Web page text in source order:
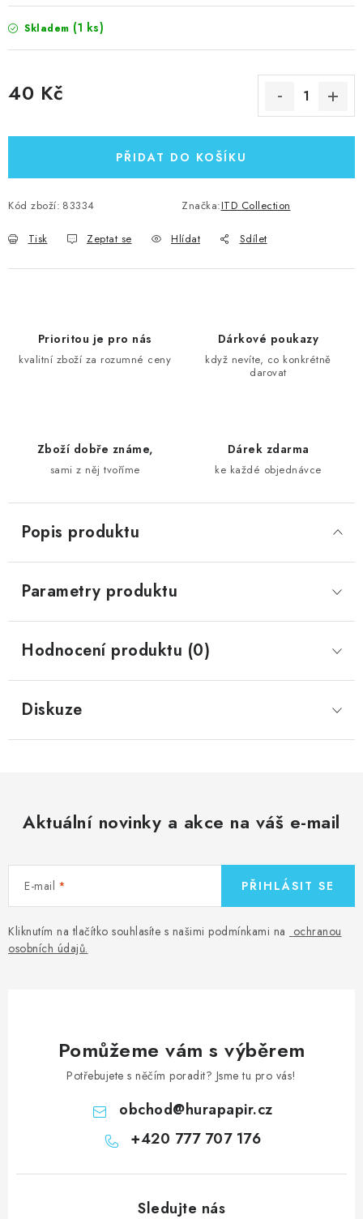
Skladem (1 ks)
40 Kč
PŘIDAT DO KOŠÍKU
Kód zboží: 83334 Značka:ITD Collection
Tisk Zeptat se Hlídat Sdílet
Prioritou je pro nás
kvalitní zboží za rozumné ceny
Dárkové poukazy
když nevíte, co konkrétně
darovat
Zboží dobře známe,
sami z něj tvoříme
Dárek zdarma
ke každé objednávce
Popis produktu
Parametry produktu
Hodnocení produktu (0)
Diskuze
Aktuální novinky a akce na váš e-mail
E-mail
Kliknutím na tlačítko souhlasíte s našimi podmínkami na ochranou
osobních údajů.
PŘIHLÁSIT SE
Pomůžeme vám s výběrem
Potřebujete s něčím poradit? Jsme tu pro vás!
obchod@hurapapir.cz
+420 777 707 176